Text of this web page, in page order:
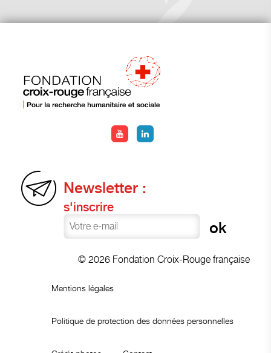
Newsletter :
s'inscrire
© 2026 Fondation Croix-Rouge française
Mentions légales
Politique de protection des données personnelles